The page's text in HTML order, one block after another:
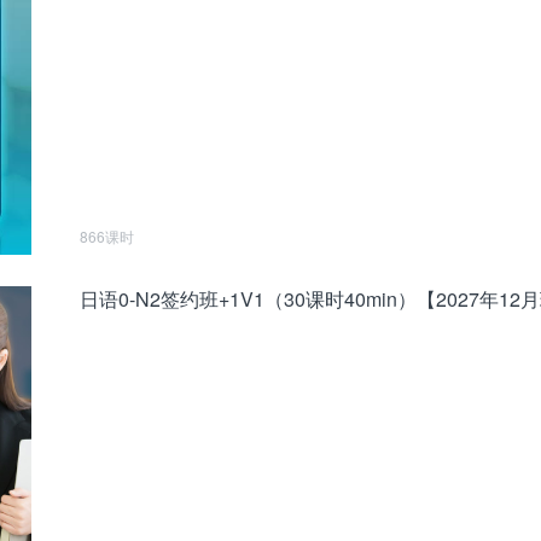
866课时
日语0-N2签约班+1V1（30课时40min）【2027年12月